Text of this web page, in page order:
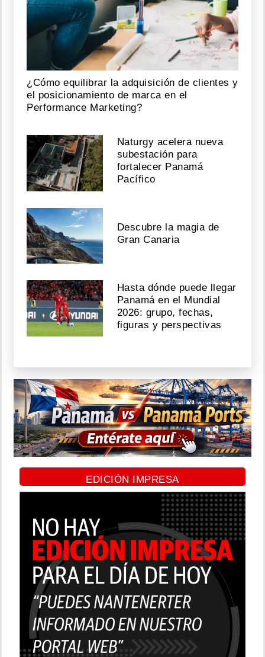
¿Cómo equilibrar la adquisición de clientes y
el posicionamiento de marca en el
Performance Marketing?
Naturgy acelera nueva
subestación para
fortalecer Panamá
Pacífico
Descubre la magia de
Gran Canaria
Hasta dónde puede llegar
Panamá en el Mundial
2026: grupo, fechas,
figuras y perspectivas
EDICIÓN IMPRESA